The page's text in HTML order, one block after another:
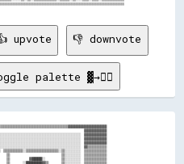
upvote 👎 downvote
palette ▓→✊🏽
▓▓▓▓▓▓▓▓▓▓▓▓▓▓
▓▓▓▓▓▓▓▓▓▓▓▓▓▓
▓▓▓▓▓▓▓▓▓▓▓▓▓▓
▓▓▓▓▓▓▓▓▓▓▓▓▓▓
▓▓▒▒▒▒▒▒▒▒▒▒▒▒
▒▒▒▒▒▒▒▒▒▒▒▒░░▒▒▒▒▒▒▒▒▒▒▒▒▒▒▒▒▒▒▒▒░░▒▒░░░░░░░░░░  ▒▒▒▒▒▒▒▒▒▒▒▒▒▒
▒▒                                ▒▒░░░░░░░░░░  ▒▒▒▒▒▒▒▒▒▒▒▒▒▒
▒▒            ▓▓██████░░          ▒▒░░░░░░░░░░  ▒▒▒▒▒▒▒▒▒▒▒▒▒▒
▒▒        ░░██████████▓▓▒▒        ▒▒░░░░░░░░░░  ▒▒▒▒▒▒▒▒▒▒▒▒▒▒